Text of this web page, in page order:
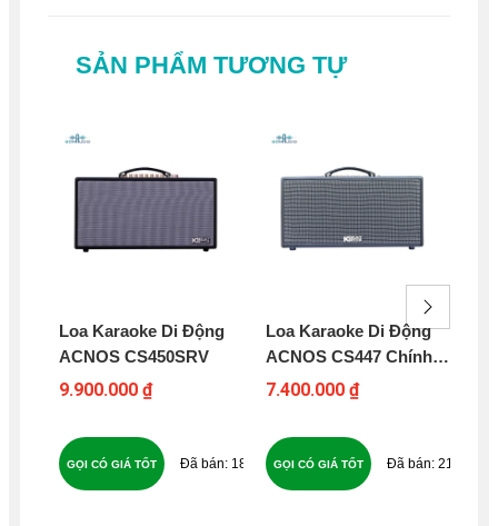
SẢN PHẨM TƯƠNG TỰ
Loa Karaoke Di Động
ACNOS CS450SRV
9.900.000 ₫
183
GỌI CÓ GIÁ TỐT
Loa Karaoke Di Động
ACNOS CS447 Chính
Hãng, Giá Rẻ Nhất
7.400.000 ₫
213
GỌI CÓ GIÁ TỐT